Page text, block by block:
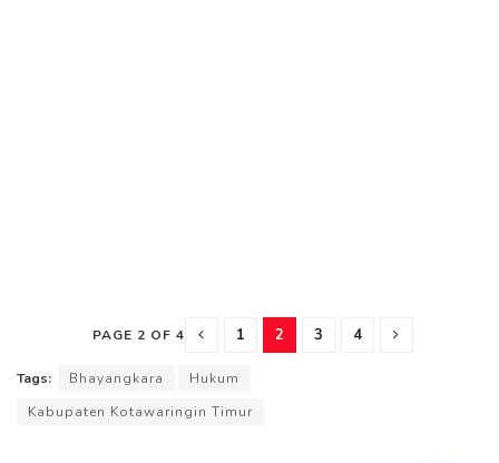
PAGE 2 OF 4 1 2 3 4
Tags: Bhayangkara
Hukum
Kabupaten Kotawaringin Timur